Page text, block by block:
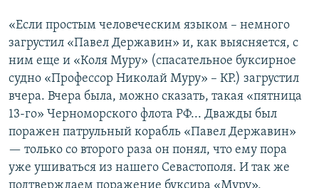
УКРАИНСКАЯ ПРОБЛЕМА КРЫМА
Все сайты RFE/RL
«Если простым человеческим языком – немного
загрустил «Павел Державин» и, как выясняется, с
ним еще и «Коля Муру» (спасательное буксирное
судно «Профессор Николай Муру» – КР.) загрустил
вчера. Вчера была, можно сказать, такая «пятница
13-го» Черноморского флота РФ... Дважды был
поражен патрульный корабль «Павел Державин»
— только со второго раза он понял, что ему пора
уже ушиваться из нашего Севастополя. И так же